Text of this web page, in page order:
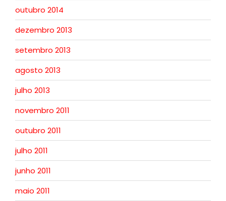
outubro 2014
dezembro 2013
setembro 2013
agosto 2013
julho 2013
novembro 2011
outubro 2011
julho 2011
junho 2011
maio 2011